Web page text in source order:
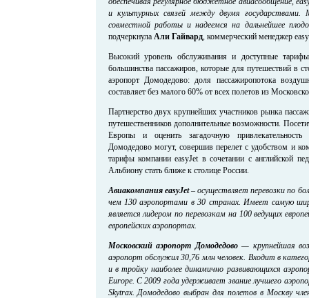
и культурных связей между двумя
совместной работы и надеемся на дальнейшее
подчеркнула Али Гайвард, коммерческий менеджер
Высокий уровень обслуживания и доступные
большинства пассажиров, которые для путешествий в
аэропорт Домодедово: доля пассажиропотока
составляет без малого 60% от всех полетов из
Партнерство двух крупнейших участников рынка
путешественников дополнительные возможности.
Европы и оценить загадочную привлекательность
Домодедово могут, совершив перелет с удобством и
тарифы компании easyJet в сочетании с английской
Альбиону стать ближе к столице России.
Авиакомпания easyJet– осуществляет перевозки по
чем 130 аэропортами в 30 странах. Имеет самую
является лидером по перевозкам на 100 ведущих
европейских аэропортах.
Московский аэропорт Домодедово— крупнейшая
аэропорт обслужил 30,76 млн человек. Входит в
и в тройку наиболее динамично развивающихся
Europe. С 2009 года удерживает звание лучшего
Skytrax. Домодедово выбран для полетов в Москву